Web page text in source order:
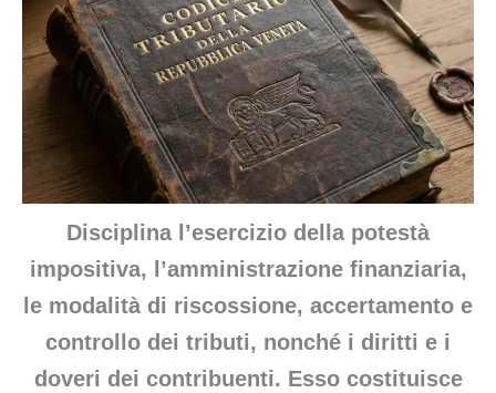
Disciplina l’esercizio della potestà
impositiva, l’amministrazione finanziaria,
le modalità di riscossione, accertamento e
controllo dei tributi, nonché i diritti e i
doveri dei contribuenti. Esso costituisce